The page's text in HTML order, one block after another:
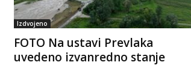
Izdvojeno
FOTO Na ustavi Prevlaka
uvedeno izvanredno stanje